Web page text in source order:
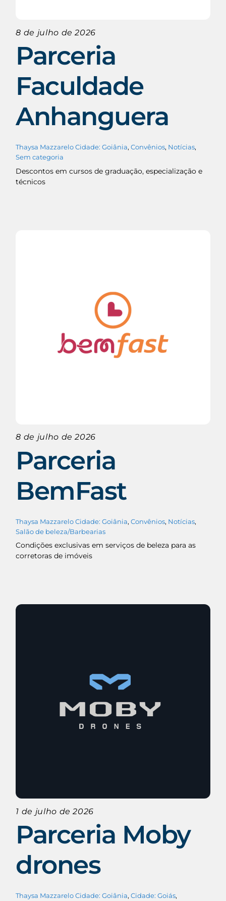
8 de julho de 2026
Parceria
Faculdade
Anhanguera
Thaysa Mazzarelo Cidade: Goiânia,Convênios, Notícias,
Sem categoria
Descontos em cursos de graduação, especialização e
técnicos
8 de julho de 2026
Parceria
BemFast
Thaysa Mazzarelo Cidade: Goiânia,Convênios, Notícias,
Salão de beleza/Barbearias
Condições exclusivas em serviços de beleza para as
corretoras de imóveis
1 de julho de 2026
Parceria Moby
drones
Thaysa Mazzarelo Cidade: Goiânia,Cidade: Goiás,